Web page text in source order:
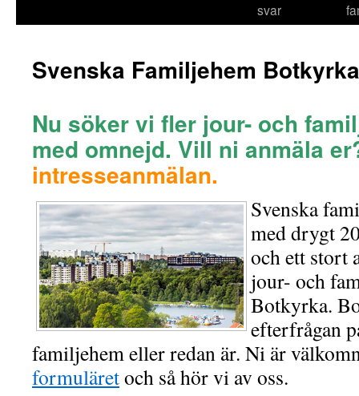
svar
Svenska Familjehem Botkyrka
Nu söker vi fler jour- och
med omnejd. Vill ni anmäla
intresseanmälan.
Svenska
med drygt
och ett stort
jour- och
Botkyrka.
efterfrågan
familjehem eller redan är. Ni är
formuläretoch så hör vi av oss.